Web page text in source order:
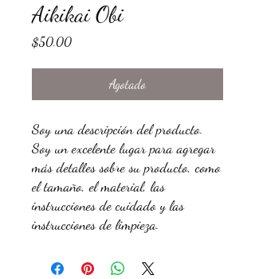
Aikikai Obi
$50.00Precio
Agotado
Soy una descripción del producto.
Soy un excelente lugar para agregar
más detalles sobre su producto, como
el tamaño, el material, las
instrucciones de cuidado y las
instrucciones de limpieza.